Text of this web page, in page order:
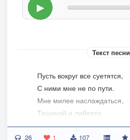
▶
Текст песни
Пусть вокруг все суетятся,
С ними мне не по пути.
Мне милее наслаждаться,
Тишиной и либерти.
Я не знаю слово надо,
26 1 107